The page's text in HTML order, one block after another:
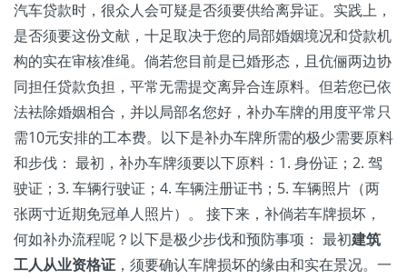
汽车贷款时，很众人会可疑是否须要供给离异证。实践上，
是否须要这份文献，十足取决于您的局部婚姻境况和贷款机
构的实在审核准绳。倘若您目前是已婚形态，且伉俪两边协
同担任贷款负担，平常无需提交离异合连原料。但若您已依
法袪除婚姻相合，并以局部名您好，补办车牌的用度平常只
需10元安排的工本费。以下是补办车牌所需的极少需要原料
和步伐： 最初，补办车牌须要以下原料：1. 身份证；2. 驾
驶证；3. 车辆行驶证；4. 车辆注册证书；5. 车辆照片（两
张两寸近期免冠单人照片）。 接下来，补倘若车牌损坏，
何如补办流程呢？以下是极少步伐和预防事项： 最初建筑
工人从业资格证 ，须要确认车牌损坏的缘由和实在景况。一